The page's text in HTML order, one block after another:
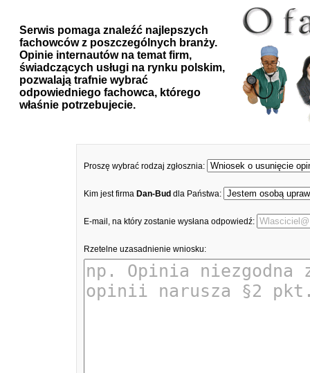
Serwis pomaga znaleźć najlepszych
fachowców z poszczególnych branży.
Opinie internautów na temat firm,
świadczących usługi na rynku polskim,
pozwalają trafnie wybrać
odpowiedniego fachowca, którego
właśnie potrzebujecie.
Proszę wybrać rodzaj zgłosznia:
Kim jest firma Dan-Bud dla Państwa:
E-mail, na który zostanie wysłana odpowiedź:
Rzetelne uzasadnienie wniosku: